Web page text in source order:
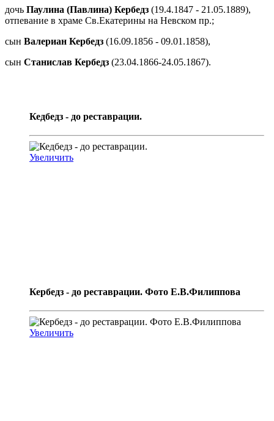
дочь Паулина (Павлина) Кербедз (19.4.1847 - 21.05.1889),
отпевание в храме Св.Екатерины на Невском пр.;
сын Валериан Кербедз (16.09.1856 - 09.01.1858),
сын Станислав Кербедз (23.04.1866-24.05.1867).
Кедбедз - до реставрации.
Увеличить
Кербедз - до реставрации. Фото Е.В.Филиппова
Увеличить